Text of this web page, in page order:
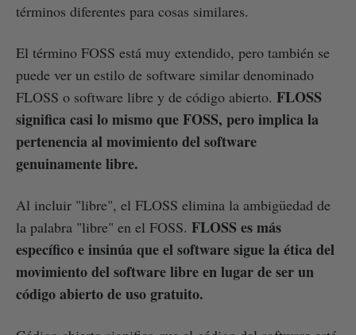
términos diferentes para cosas similares.
El término FOSS está muy extendido, pero también se
puede ver un estilo de software similar denominado
FLOSS o software libre y de código abierto. FLOSS
significa casi lo mismo que FOSS, pero implica la
pertenencia al movimiento del software
genuinamente libre.
Al incluir "libre", el FLOSS elimina la ambigüedad de
la palabra "libre" en el FOSS. FLOSS es más
específico e insinúa que el software sigue la ética del
movimiento del software libre en lugar de ser un
código abierto de uso gratuito.